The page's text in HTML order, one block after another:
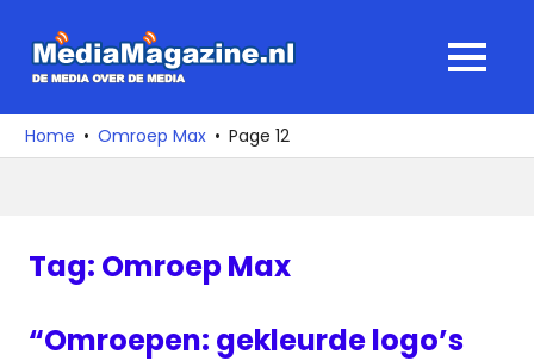
naar
media
over
MENU
Home Omroep Max Page 12
Tag: Omroep Max
“Omroepen: gekleurde logo’s